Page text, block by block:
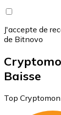
J'accepte de
de Bitnovo
Baisse
Top